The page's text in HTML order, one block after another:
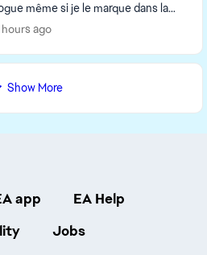
même si je le marque dans la
J'ai réparé le je...
hours ago
Show More
app
EA Help
Jobs